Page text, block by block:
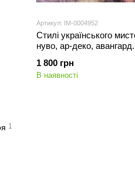
Артикул: IM-0004952
Стилі українського
нуво, ар-деко,
1 800 грн
В наявності
1